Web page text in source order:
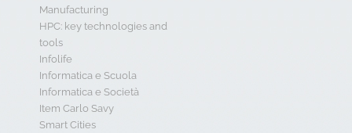
Manufacturing
HPC: key technologies and
tools
Infolife
Informatica e Scuola
Informatica e Società
Item Carlo Savy
Smart Cities